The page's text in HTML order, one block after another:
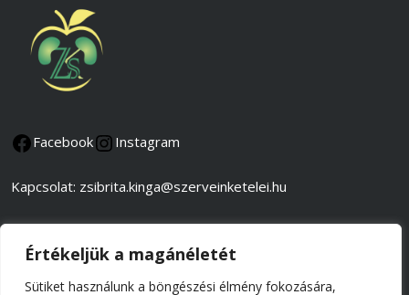
Értékeljük a magánéletét
Sütiket használunk a böngészési élmény fokozására,
Facebook Instagram
Kapcsolat: zsibrita.kinga@szerveinketelei.hu
Adatkezelési és adatvédelmi tájékoztató
Általános szerződési feltételek